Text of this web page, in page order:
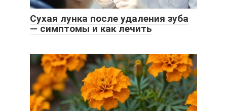
Сухая лунка после удаления зуба
— симптомы и как лечить